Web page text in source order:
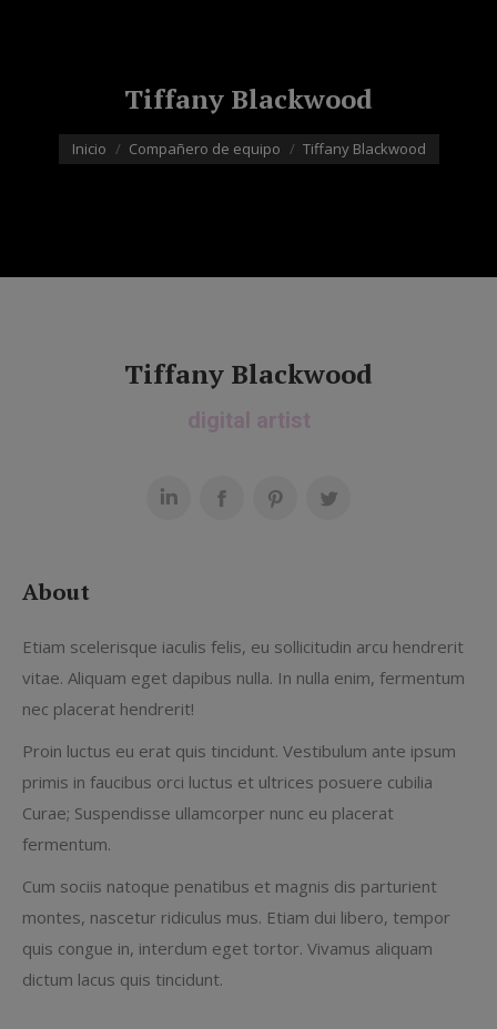
Tiffany Blackwood
Estás aquí:
Inicio Compañero de equipo Tiffany Blackwood
Tiffany Blackwood
digital artist
About
Etiam scelerisque iaculis felis, eu sollicitudin arcu hendrerit
vitae. Aliquam eget dapibus nulla. In nulla enim, fermentum
nec placerat hendrerit!
Proin luctus eu erat quis tincidunt. Vestibulum ante ipsum
primis in faucibus orci luctus et ultrices posuere cubilia
Curae; Suspendisse ullamcorper nunc eu placerat
fermentum.
Cum sociis natoque penatibus et magnis dis parturient
montes, nascetur ridiculus mus. Etiam dui libero, tempor
quis congue in, interdum eget tortor. Vivamus aliquam
dictum lacus quis tincidunt.